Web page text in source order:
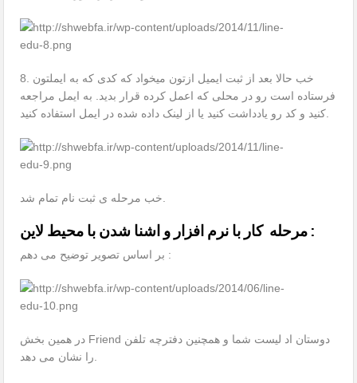
8. خب حالا بعد از ثبت ایمیل ازتون میخواد که کدی که به ایملتون
فرستاده است رو در محلی که اعمل کرده قرار بدید. به ایمل مراجعه
مرحله کار با نرم افزار و اشنا شدن با محیط لاین :
بر اساس تصویر توضیح می دهم :
در همین بخش Friend دوستان اد لیست شما و همچنین دفترچه تلفن